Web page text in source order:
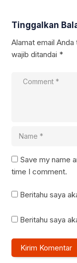
Tinggalkan
Alamat email Anda
wajib ditandai *
Save my name
time I comment.
Beritahu saya
Beritahu saya